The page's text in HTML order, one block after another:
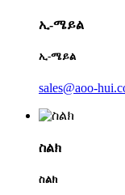
ኢ-ሜይል
ኢ-ሜይል
sales@aoo-
ስልክ
ስልክ